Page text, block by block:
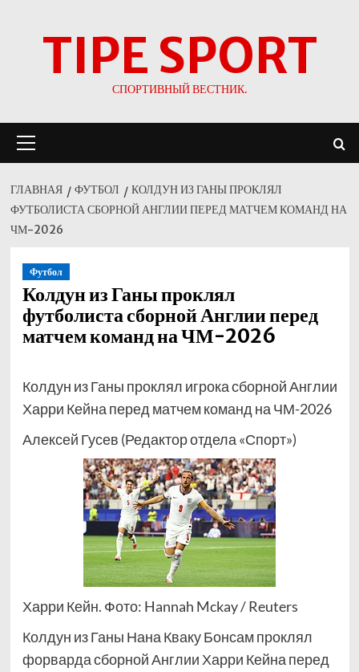
TIPE SPORT
СПОРТИВНЫЙ ВЕСТНИК.
меню
ГЛАВНАЯ ФУТБОЛ
КОЛДУН ИЗ ГАНЫ ПРОКЛЯЛ
ФУТБОЛИСТА СБОРНОЙ АНГЛИИ ПЕРЕД МАТЧЕМ КОМАНД НА
ЧМ-2026
Футбол
Колдун из Ганы проклял
футболиста сборной Англии перед
матчем команд на ЧМ-2026
Колдун из Ганы проклял игрока сборной Англии
Харри Кейна перед матчем команд на ЧМ-2026
Алексей Гусев (Редактор отдела «Спорт»)
Харри Кейн. Фото: Hannah Mckay / Reuters
Колдун из Ганы Нана Кваку Бонсам проклял
форварда сборной Англии Харри Кейна перед